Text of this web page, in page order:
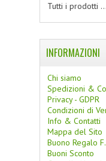
Tutti i prodotti ...
INFORMAZIONI
Chi siamo
Spedizioni &
Privacy - GDPR
Condizioni di
Info & Contatti
Mappa del Sito
Buono Regalo
Buoni Sconto